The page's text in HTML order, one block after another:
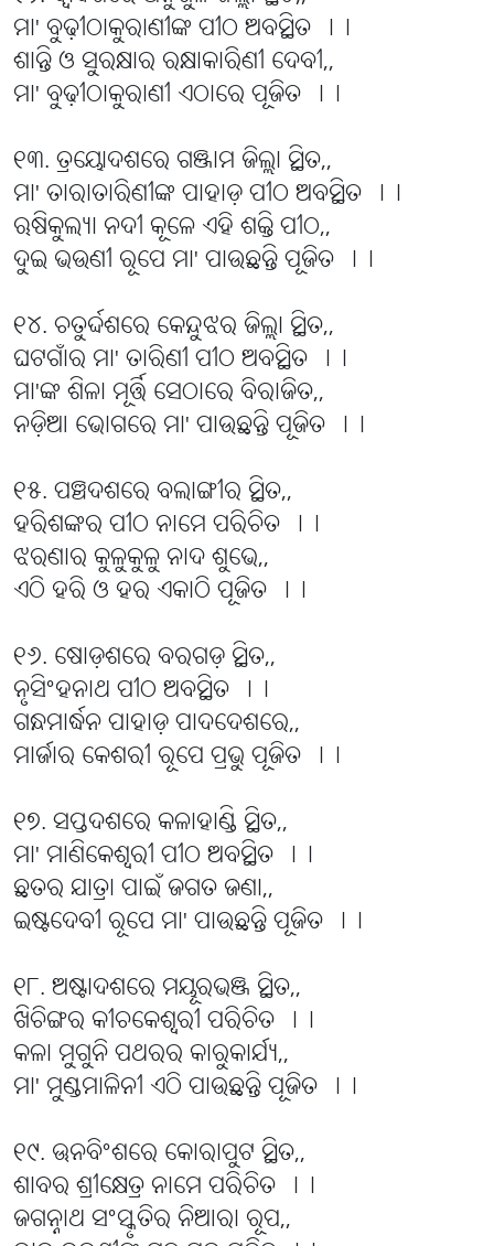
ମା' ବୁଢ଼ୀଠାକୁରାଣୀଙ୍କ ପୀଠ ଅବସ୍ଥିତ ।।
ଶାନ୍ତି ଓ ସୁରକ୍ଷାର ରକ୍ଷାକାରିଣୀ ଦେବୀ,,
ମା' ବୁଢ଼ୀଠାକୁରାଣୀ ଏଠାରେ ପୂଜିତ ।।
୧୩. ତ୍ରୟୋଦଶରେ ଗଞ୍ଜାମ ଜିଲ୍ଲା ସ୍ଥିତ,,
ମା' ତାରାତାରିଣୀଙ୍କ ପାହାଡ଼ ପୀଠ ଅବସ୍ଥିତ ।।
ଋଷିକୁଲ୍ୟା ନଦୀ କୂଳେ ଏହି ଶକ୍ତି ପୀଠ,,
ଦୁଇ ଭଉଣୀ ରୂପେ ମା' ପାଉଛନ୍ତି ପୂଜିତ ।।
୧୪. ଚତୁର୍ଦ୍ଦଶରେ କେନ୍ଦୁଝର ଜିଲ୍ଲା ସ୍ଥିତ,,
ଘଟଗାଁର ମା' ତାରିଣୀ ପୀଠ ଅବସ୍ଥିତ ।।
ମା'ଙ୍କ ଶିଳା ମୂର୍ତ୍ତି ସେଠାରେ ବିରାଜିତ,,
ନଡ଼ିଆ ଭୋଗରେ ମା' ପାଉଛନ୍ତି ପୂଜିତ ।।
୧୫. ପଞ୍ଚଦଶରେ ବଲାଙ୍ଗୀର ସ୍ଥିତ,,
ହରିଶଙ୍କର ପୀଠ ନାମେ ପରିଚିତ ।।
ଝରଣାର କୁଳୁକୁଳୁ ନାଦ ଶୁଭେ,,
ଏଠି ହରି ଓ ହର ଏକାଠି ପୂଜିତ ।।
୧୬. ଷୋଡ଼ଶରେ ବରଗଡ଼ ସ୍ଥିତ,,
ନୃସିଂହନାଥ ପୀଠ ଅବସ୍ଥିତ ।।
ଗନ୍ଧମାର୍ଦ୍ଧନ ପାହାଡ଼ ପାଦଦେଶରେ,,
ମାର୍ଜାର କେଶରୀ ରୂପେ ପ୍ରଭୁ ପୂଜିତ ।।
୧୭. ସପ୍ତଦଶରେ କଳାହାଣ୍ଡି ସ୍ଥିତ,,
ମା' ମାଣିକେଶ୍ୱରୀ ପୀଠ ଅବସ୍ଥିତ ।।
ଛତର ଯାତ୍ରା ପାଇଁ ଜଗତ ଜଣା,,
ଇଷ୍ଟଦେବୀ ରୂପେ ମା' ପାଉଛନ୍ତି ପୂଜିତ ।।
୧୮. ଅଷ୍ଟାଦଶରେ ମୟୂରଭଞ୍ଜ ସ୍ଥିତ,,
ଖିଚିଙ୍ଗର କୀଚକେଶ୍ୱରୀ ପରିଚିତ ।।
କଳା ମୁଗୁନି ପଥରର କାରୁକାର୍ଯ୍ୟ,,
ମା' ମୁଣ୍ଡମାଳିନୀ ଏଠି ପାଉଛନ୍ତି ପୂଜିତ ।।
୧୯. ଊନବିଂଶରେ କୋରାପୁଟ ସ୍ଥିତ,,
ଶାବର ଶ୍ରୀକ୍ଷେତ୍ର ନାମେ ପରିଚିତ ।।
ଜଗନ୍ନାଥ ସଂସ୍କୃତିର ନିଆରା ରୂପ,,